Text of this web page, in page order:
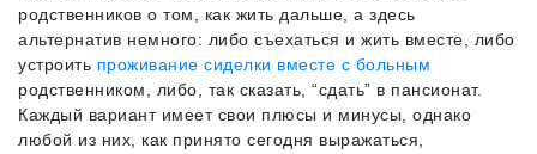
родственников о том, как жить дальше, а здесь
альтернатив немного: либо съехаться и жить вместе, либо
устроить проживание сиделки вместе с больным
родственником, либо, так сказать, “сдать” в пансионат.
Каждый вариант имеет свои плюсы и минусы, однако
любой из них, как принято сегодня выражаться,